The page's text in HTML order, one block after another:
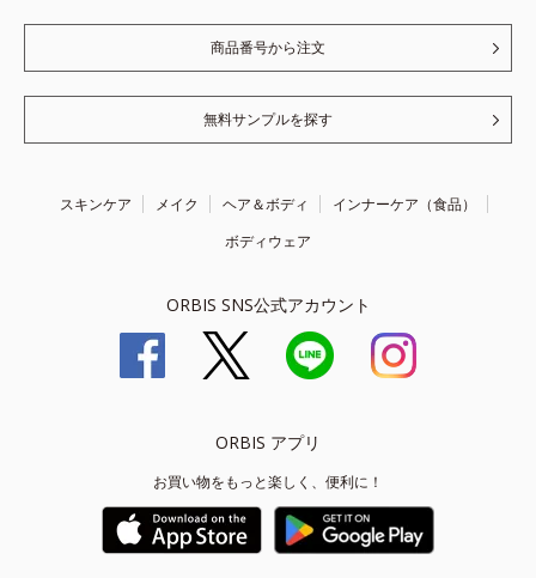
商品番号から注文
無料サンプルを探す
スキンケア メイク ヘア＆ボディ
インナーケア（食品）
ボディウェア
ORBIS SNS公式アカウント
ORBIS アプリ
お買い物をもっと楽しく、便利に！